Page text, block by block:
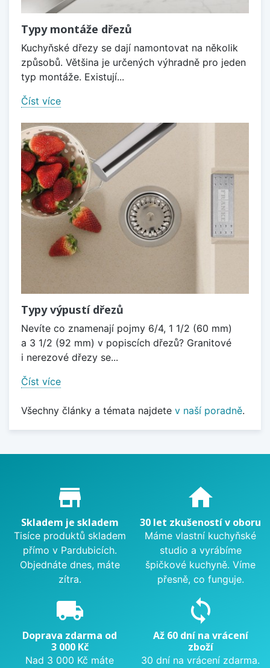
Typy montáže dřezů
Kuchyňské dřezy se dají namontovat na několik
způsobů. Většina je určených výhradně pro jeden
typ montáže. Existují...
Číst více
Typy výpustí dřezů
Nevíte co znamenají pojmy 6/4, 1 1/2 (60 mm)
a 3 1/2 (92 mm) v popiscích dřezů? Granitové
i nerezové dřezy se...
Číst více
Všechny články a témata najdete v naší poradně.
Proč nakupovat u nás?
store_mall_directory
Skladem je skladem
Tisíce produktů skladem
přímo v Pardubicích.
Objednáte dnes, máte
zítra.
home
30 let zkušeností v oboru
Máme vlastní kuchyňské
studio a vyrábíme
špičkové kuchyně. Víme
přesně, co funguje.
local_shipping
Doprava zdarma od
3 000 Kč
Nad 3 000 Kč máte
sync
Až 60 dní na vrácení
zboží
30 dní na vrácení zdarma.